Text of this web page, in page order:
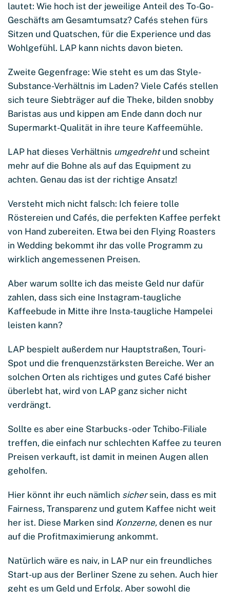
lautet: Wie hoch ist der jeweilige Anteil des To-Go-
Geschäfts am Gesamtumsatz? Cafés stehen fürs
Sitzen und Quatschen, für die Experience und das
Wohlgefühl. LAP kann nichts davon bieten.
Zweite Gegenfrage: Wie steht es um das Style-
Substance-Verhältnis im Laden? Viele Cafés stellen
sich teure Siebträger auf die Theke, bilden snobby
Baristas aus und kippen am Ende dann doch nur
Supermarkt-Qualität in ihre teure Kaffeemühle.
LAP hat dieses Verhältnis umgedreht und scheint
mehr auf die Bohne als auf das Equipment zu
achten. Genau das ist der richtige Ansatz!
Versteht mich nicht falsch: Ich feiere tolle
Röstereien und Cafés, die perfekten Kaffee perfekt
von Hand zubereiten. Etwa bei den Flying Roasters
in Wedding bekommt ihr das volle Programm zu
wirklich angemessenen Preisen.
Aber warum sollte ich das meiste Geld nur dafür
zahlen, dass sich eine Instagram-taugliche
Kaffeebude in Mitte ihre Insta-taugliche Hampelei
leisten kann?
LAP bespielt außerdem nur Hauptstraßen, Touri-
Spot und die frenquenzstärksten Bereiche. Wer an
solchen Orten als richtiges und gutes Café bisher
überlebt hat, wird von LAP ganz sicher nicht
verdrängt.
Sollte es aber eine Starbucks- oder Tchibo-Filiale
treffen, die einfach nur schlechten Kaffee zu teuren
Preisen verkauft, ist damit in meinen Augen allen
geholfen.
Hier könnt ihr euch nämlich sichersein, dass es mit
Fairness, Transparenz und gutem Kaffee nicht weit
her ist. Diese Marken sind Konzerne, denen es nur
auf die Profitmaximierung ankommt.
Natürlich wäre es naiv, in LAP nur ein freundliches
Start-up aus der Berliner Szene zu sehen. Auch hier
geht es um Geld und Erfolg. Aber sowohl die